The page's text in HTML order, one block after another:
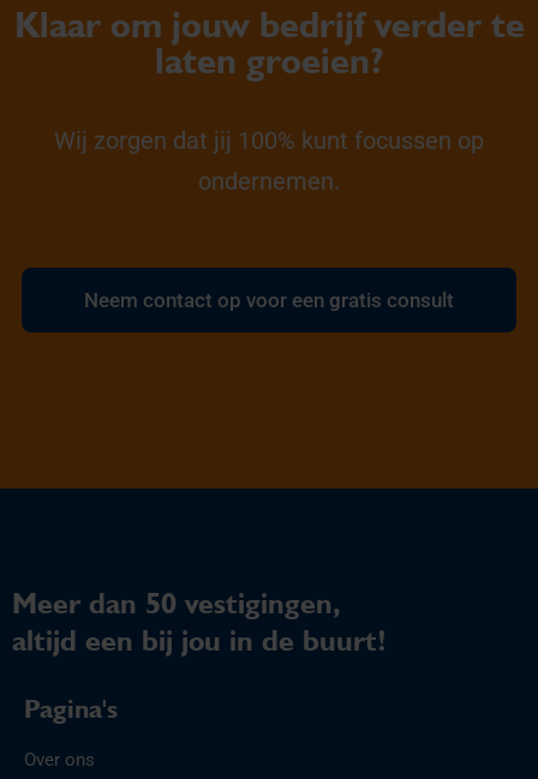
Klaar om jouw bedrijf verder te
laten groeien?
Wij zorgen dat jij 100% kunt focussen op
ondernemen.
Neem contact op voor een gratis consult
Meer dan 50 vestigingen,
altijd een bij jou in de buurt!
Pagina's
Over ons